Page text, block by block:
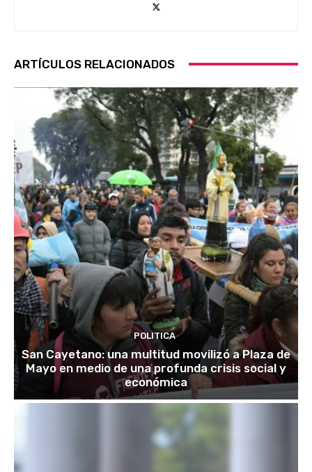
ARTÍCULOS RELACIONADOS
POLITICA
San Cayetano: una multitud movilizó a Plaza de
Mayo en medio de una profunda crisis social y
económica